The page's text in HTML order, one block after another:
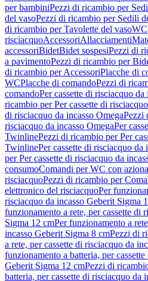
per bambiniPezzi di ricambio per
del vasoPezzi di ricambio per Sedili
di ricambio per Tavolette del vasoWC
risciacquoAccessoriAllacciamenti
accessoriBidetBidet sospesiPezzi di
a pavimentoPezzi di ricambio per
di ricambio per AccessoriPlacche di
WCPlacche di comandoPezzi di
comandoPer cassette di risciacquo da
ricambio per Per cassette di
di risciacquo da incasso OmegaPezzi
risciacquo da incasso OmegaPer
TwinlinePezzi di ricambio per Per
TwinlinePer cassette di risciacquo da
per Per cassette di risciacquo da
consumoComandi per WC con
risciacquoPezzi di ricambio per
elettronico del risciacquoPer
risciacquo da incasso Geberit Sigma
funzionamento a rete, per cassette di
Sigma 12 cmPer funzionamento a
incasso Geberit Sigma 8 cmPezzi di
a rete, per cassette di risciacquo da
funzionamento a batteria, per
Geberit Sigma 12 cmPezzi di
batteria, per cassette di risciacquo da